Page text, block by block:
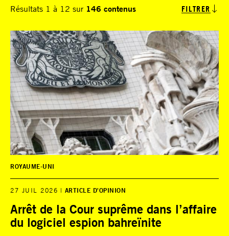
Résultats 1 à 12 sur 146 contenus FILTRER
ROYAUME-UNI
27 JUIL 2026 ARTICLE D'OPINION
Arrêt de la Cour suprême dans l’affaire
du logiciel espion bahreïnite